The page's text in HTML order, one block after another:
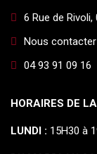
6 Rue de Rivoli,
Nous contacter
04 93 91 09 16
HORAIRES DE
LUNDI : 15H30 à